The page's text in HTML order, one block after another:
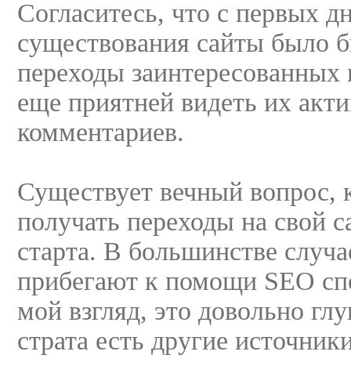
Согласитесь, что с первых
существования сайты было
переходы
еще приятней видеть их
комментариев.
Существует вечный вопрос,
получать переходы на свой
старта. В большинстве
прибегают к помощи SEO
мой взгляд, это довольно
страта есть другие